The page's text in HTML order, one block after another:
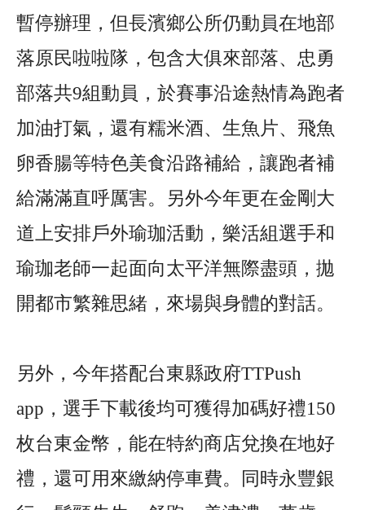
暫停辦理，但長濱鄉公所仍動員在地部
落原民啦啦隊，包含大俱來部落、忠勇
部落共9組動員，於賽事沿途熱情為跑者
加油打氣，還有糯米酒、生魚片、飛魚
卵香腸等特色美食沿路補給，讓跑者補
給滿滿直呼厲害。另外今年更在金剛大
道上安排戶外瑜珈活動，樂活組選手和
瑜珈老師一起面向太平洋無際盡頭，拋
開都市繁雜思緒，來場與身體的對話。
另外，今年搭配台東縣政府TTPush
app，選手下載後均可獲得加碼好禮150
枚台東金幣，能在特約商店兌換在地好
禮，還可用來繳納停車費。同時永豐銀